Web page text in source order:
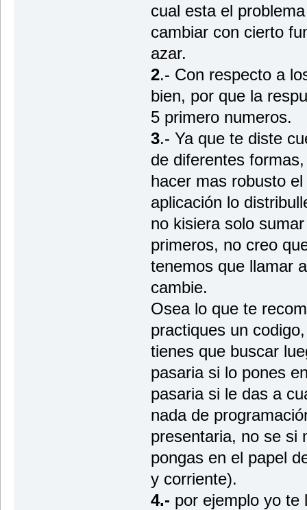
cual esta el
cambiar con cierto
azar.
2.- Con respecto a
bien, por que la
5 primero numeros.
3.- Ya que te diste
de diferentes
hacer mas robusto
aplicación lo
no kisiera solo
primeros, no creo
tenemos que llamar
cambie.
Osea lo que te
practiques un
tienes que buscar
pasaria si lo pones
pasaria si le das a
nada de
presentaria, no se si
pongas en el papel
y corriente).
4.- por ejemplo yo te